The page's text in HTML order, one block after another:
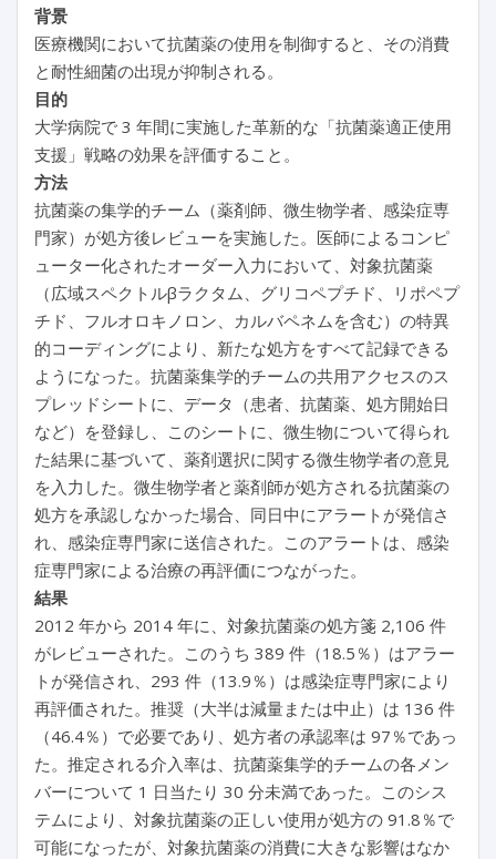
背景
医療機関において抗菌薬の使用を制御すると、その消費
と耐性細菌の出現が抑制される。
目的
大学病院で 3 年間に実施した革新的な「抗菌薬適正使用
支援」戦略の効果を評価すること。
方法
抗菌薬の集学的チーム（薬剤師、微生物学者、感染症専
門家）が処方後レビューを実施した。医師によるコンピ
ューター化されたオーダー入力において、対象抗菌薬
（広域スペクトルβラクタム、グリコペプチド、リポペプ
チド、フルオロキノロン、カルバペネムを含む）の特異
的コーディングにより、新たな処方をすべて記録できる
ようになった。抗菌薬集学的チームの共用アクセスのス
プレッドシートに、データ（患者、抗菌薬、処方開始日
など）を登録し、このシートに、微生物について得られ
た結果に基づいて、薬剤選択に関する微生物学者の意見
を入力した。微生物学者と薬剤師が処方される抗菌薬の
処方を承認しなかった場合、同日中にアラートが発信さ
れ、感染症専門家に送信された。このアラートは、感染
症専門家による治療の再評価につながった。
結果
2012 年から 2014 年に、対象抗菌薬の処方箋 2,106 件
がレビューされた。このうち 389 件（18.5％）はアラー
トが発信され、293 件（13.9％）は感染症専門家により
再評価された。推奨（大半は減量または中止）は 136 件
（46.4％）で必要であり、処方者の承認率は 97％であっ
た。推定される介入率は、抗菌薬集学的チームの各メン
バーについて 1 日当たり 30 分未満であった。このシス
テムにより、対象抗菌薬の正しい使用が処方の 91.8％で
可能になったが、対象抗菌薬の消費に大きな影響はなか